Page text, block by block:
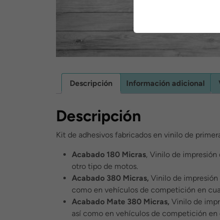
Descripción Información adicional
Descripción
Kit de adhesivos fabricados en vinilo de
Acabado 180 Micras, Vinilo de impresión
otro tipo de motos.
Acabado 380 Micras, Vinilo de impresión
como en vehículos de competición en
Acabado Mate 380 Micras, Vinilo de
así como en vehículos de competición en